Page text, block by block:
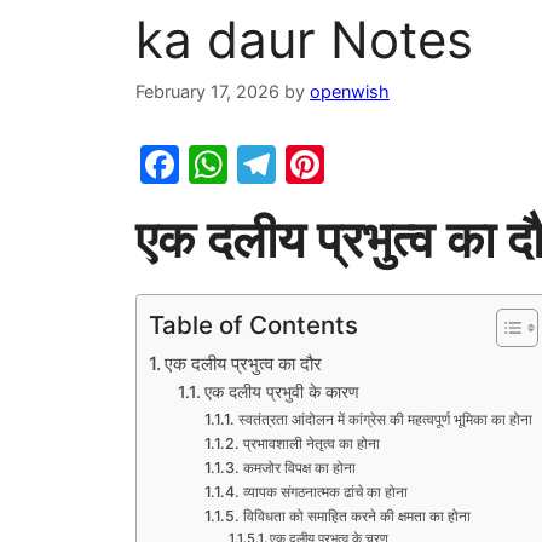
ka daur Notes
February 17, 2026 by openwish
F
c
b
o
o
W
at
A
p
p
T
e
a
m
er
e
st
एक दलीय प्रभुत्व का
Table of Contents
एक दलीय प्रभुत्व का दौर
एक दलीय प्रभुवी के कारण
स्वतंत्रता आंदोलन में कांग्रेस की महत्वपूर्ण भूमिका का होना
प्रभावशाली नेतृत्व का होना
कमजोर विपक्ष का होना
व्यापक संगठनात्मक ढांचे का होना
विविधता को समाहित करने की क्षमता का होना
एक दलीय प्रभुत्व के चरण